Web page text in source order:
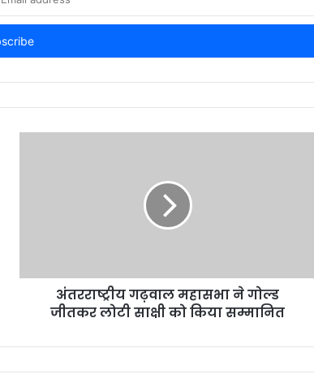
अंतरराष्ट्रीय गढ़वाल महासभा ने गोल्ड
जीतकर लोटी साक्षी को किया सम्मानित